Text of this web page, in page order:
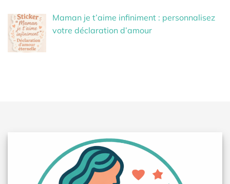
Maman je t’aime infiniment : personnalisez
votre déclaration d’amour